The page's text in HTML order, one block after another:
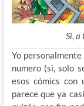
Si, a
Yo
numero (si, solo
esos cómics con
parece que ya